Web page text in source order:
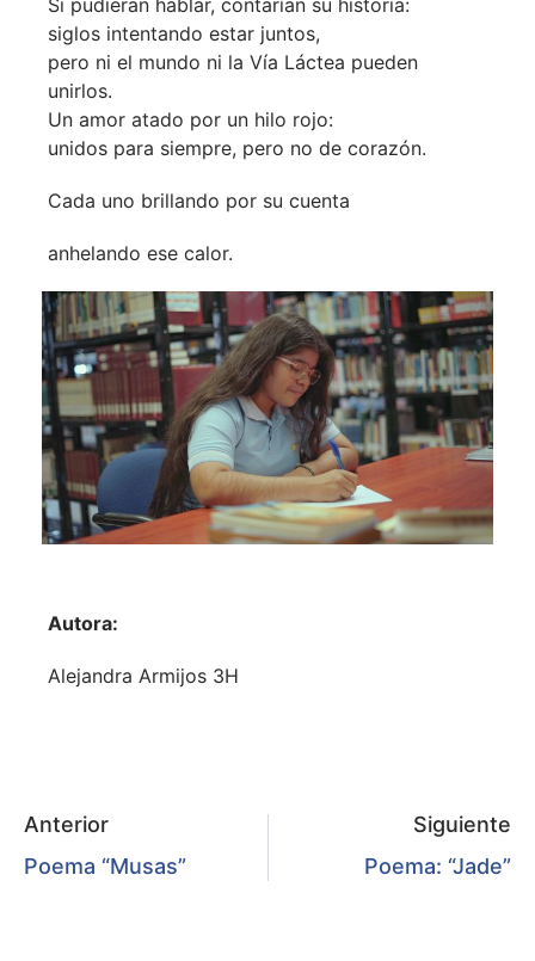
Si pudieran hablar, contarían su historia:
siglos intentando estar juntos,
pero ni el mundo ni la Vía Láctea pueden
unirlos.
Un amor atado por un hilo rojo:
unidos para siempre, pero no de corazón.
Cada uno brillando por su cuenta
anhelando ese calor.
Autora:
Alejandra Armijos 3H
Anterior
Poema “Musas”
Siguiente
Poema: “Jade”